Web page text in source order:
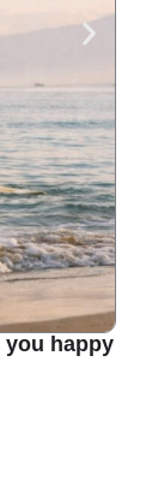
you happy